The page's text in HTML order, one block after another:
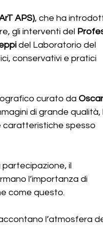
APS), che ha
gli interventi del
del Laboratorio del
conservativi e pratici
curato da
di grande qualità,
caratteristiche spesso
partecipazione, il
l’importanza di
come questo.
l’atmosfera